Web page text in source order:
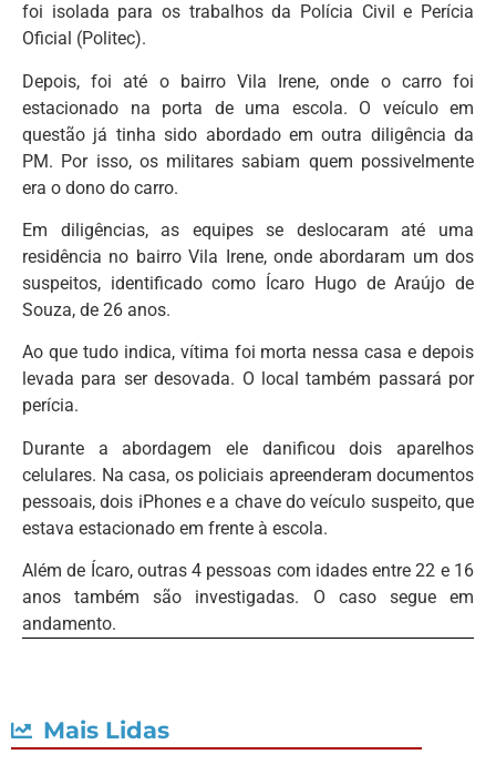
foi isolada para os trabalhos da Polícia Civil e Perícia
Oficial (Politec).
Depois, foi até o bairro Vila Irene, onde o carro foi
estacionado na porta de uma escola. O veículo em
questão já tinha sido abordado em outra diligência da
PM. Por isso, os militares sabiam quem possivelmente
era o dono do carro.
Em diligências, as equipes se deslocaram até uma
residência no bairro Vila Irene, onde abordaram um dos
suspeitos, identificado como Ícaro Hugo de Araújo de
Souza, de 26 anos.
Ao que tudo indica, vítima foi morta nessa casa e depois
levada para ser desovada. O local também passará por
perícia.
Durante a abordagem ele danificou dois aparelhos
celulares. Na casa, os policiais apreenderam documentos
pessoais, dois iPhones e a chave do veículo suspeito, que
estava estacionado em frente à escola.
Além de Ícaro, outras 4 pessoas com idades entre 22 e 16
anos também são investigadas. O caso segue em
andamento.
Mais Lidas